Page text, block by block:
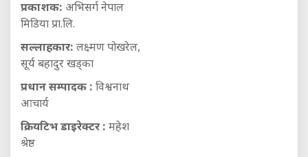
प्रकाशक: अभिसर्ग नेपाल
मिडिया प्रा.लि.
सल्लाहकार: लक्ष्मण पोखरेल,
सूर्य बहादुर खड्का
प्रधान सम्पादक : विश्वनाथ
आचार्य
क्रियटिभ डाइरेक्टर : महेश
श्रेष्ठ